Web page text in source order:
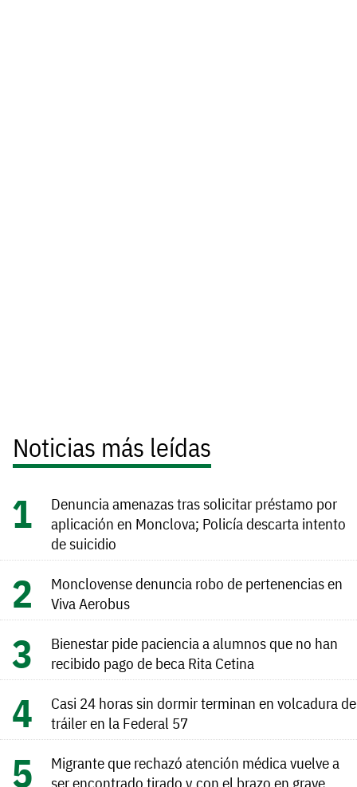
Noticias más leídas
Denuncia amenazas tras solicitar préstamo por
aplicación en Monclova; Policía descarta intento
de suicidio
Monclovense denuncia robo de pertenencias en
Viva Aerobus
Bienestar pide paciencia a alumnos que no han
recibido pago de beca Rita Cetina
Casi 24 horas sin dormir terminan en volcadura de
tráiler en la Federal 57
Migrante que rechazó atención médica vuelve a
ser encontrado tirado y con el brazo en grave